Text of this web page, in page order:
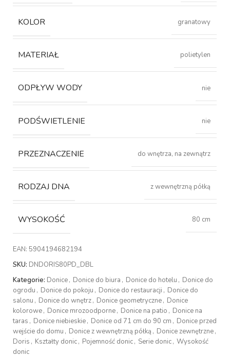
KOLOR granatowy
MATERIAŁ polietylen
ODPŁYW WODY nie
PODŚWIETLENIE nie
PRZEZNACZENIE do wnętrza, na zewnątrz
RODZAJ DNA z wewnętrzną półką
WYSOKOŚĆ 80 cm
EAN: 5904194682194
SKU: DNDORIS80PD_DBL
Kategorie: Donice, Donice do biura , Donice do hotelu , Donice do
ogrodu , Donice do pokoju , Donice do restauracji , Donice do
salonu , Donice do wnętrz, Donice geometryczne, Donice
kolorowe, Donice mrozoodporne, Donice na patio , Donice na
taras , Donice niebieskie, Donice od 71 cm do 90 cm , Donice przed
wejście do domu , Donice z wewnętrzną półką , Donice zewnętrzne,
Doris , Kształty donic, Pojemność donic, Serie donic, Wysokość
donic